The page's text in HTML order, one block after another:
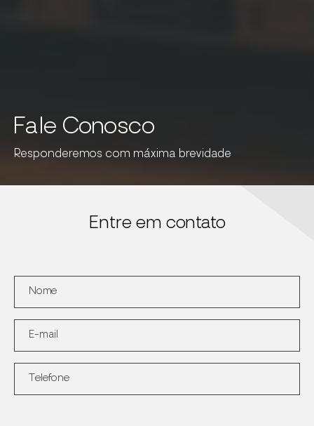
Fale Conosco
Responderemos com máxima brevidade
Entre em contato